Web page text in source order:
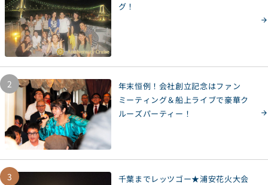
グ！
2
年末恒例！会社創立記念はファン
ミーティング＆船上ライブで豪華ク
ルーズパーティー！
3
千葉までレッツゴー★浦安花火大会